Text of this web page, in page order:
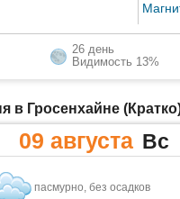
26 день
Видимость 13%
в Гросенхайне
09 августа Вс
пасмурно, без осадков